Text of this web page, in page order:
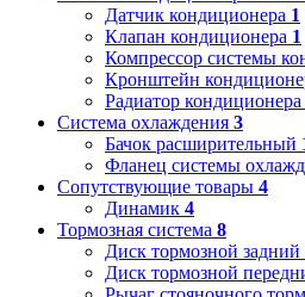
Датчик кондиционера 1
Клапан кондиционера 1
Компрессор системы
Кронштейн
Радиатор
Система охлаждения 3
Бачок расширительный
Фланец системы
Сопутствующие товары 4
Динамик 4
Тормозная система 8
Диск тормозной задний
Диск тормозной